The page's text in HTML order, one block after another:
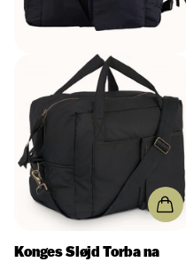
Konges Sløjd Torba na